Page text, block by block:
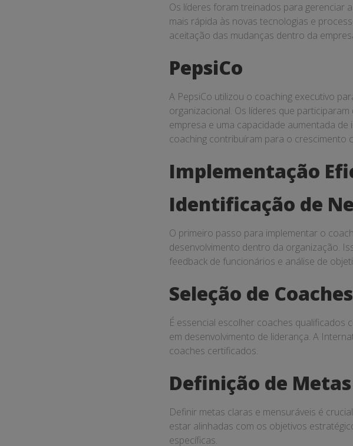
Os líderes foram treinados para gerenciar
mais rápida às novas tecnologias e
aceitação das mudanças dentro da
PepsiCo
A PepsiCo utilizou o coaching executivo
organizacional. Os líderes que
empresa e uma capacidade aumentada
coaching contribuíram para o crescimento
Implementação
Identificação de
O primeiro passo para implementar o
desenvolvimento dentro da organização.
feedback de funcionários e análise de
Seleção de
É essencial escolher coaches
em desenvolvimento de liderança. A
coaches certificados.
Definição de
Definir metas claras e mensuráveis é
estar alinhadas com os objetivos
específicas.